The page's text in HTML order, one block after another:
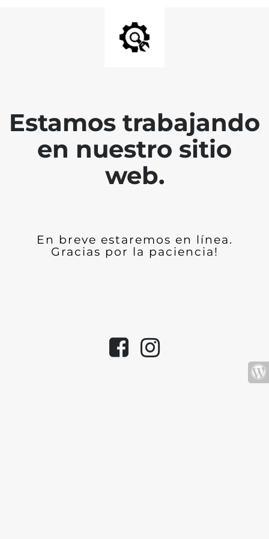
Estamos trabajando
en nuestro sitio
web.
En breve estaremos en línea.
Gracias por la paciencia!